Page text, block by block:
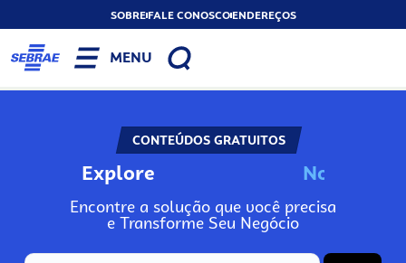
SOBREFALE CONOSCOENDEREÇOS
MENU
CONTEÚDOS GRATUITOS
Explore N
Encontre a solução que você precisa
e Transforme Seu Negócio